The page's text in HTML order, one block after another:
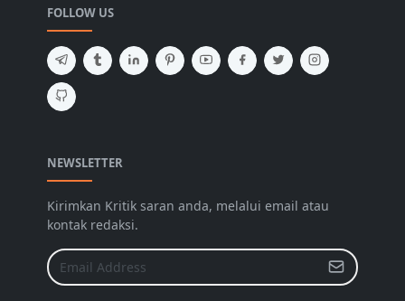
FOLLOW US
NEWSLETTER
Kirimkan Kritik saran anda, melalui email atau
kontak redaksi.